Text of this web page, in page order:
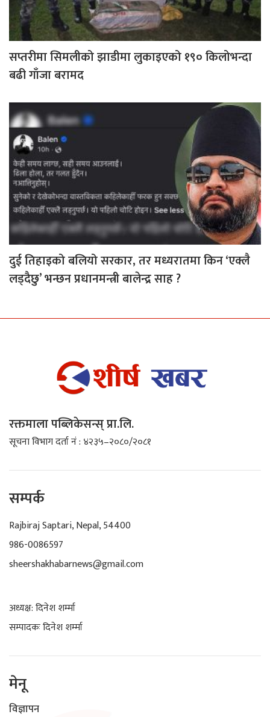
सप्तरीमा सिमलीको झाडीमा लुकाइएको १९० किलोभन्दा
बढी गाँजा बरामद
दुई तिहाइको बलियो सरकार, तर मध्यरातमा किन ‘एक्लै
लड्दैछु’ भन्छन प्रधानमन्त्री बालेन्द्र साह ?
रक्तमाला पब्लिकेसन्स् प्रा.लि.
सूचना विभाग दर्ता नं : ४२३५–२०८०/२०८१
सम्पर्क
Rajbiraj Saptari, Nepal, 54400
986-0086597
sheershakhabarnews@gmail.com
अध्यक्ष: दिनेश शर्म्मा
सम्पादकः दिनेश शर्म्मा
मेनू
विज्ञापन